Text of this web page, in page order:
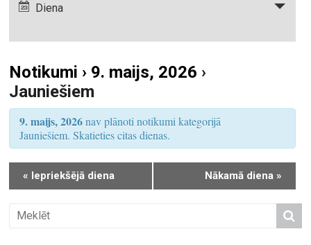
S
e
a
c
h
a
d
i
u
m
s
i
e
N
Diena
Notikumi › 9. maijs, 2026 ›
Jauniešiem
9. maijs, 2026nav plānoti notikumi kategorijā
Jauniešiem. Skatieties citas dienas.
« Iepriekšējā diena Nākamā diena »